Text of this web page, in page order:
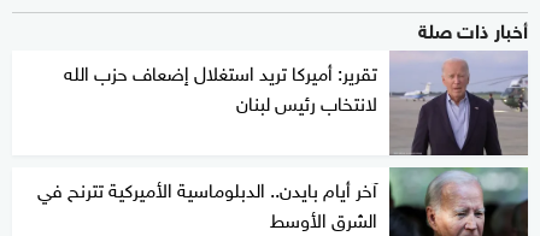
أخبار ذات صلة
تقرير: أميركا تريد استغلال إضعاف حزب الله
لانتخاب رئيس لبنان
آخر أيام بايدن.. الدبلوماسية الأميركية تترنح في
الشرق الأوسط